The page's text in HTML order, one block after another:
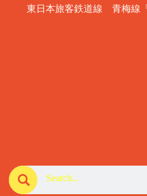
東日本旅客鉄道線 青梅線「